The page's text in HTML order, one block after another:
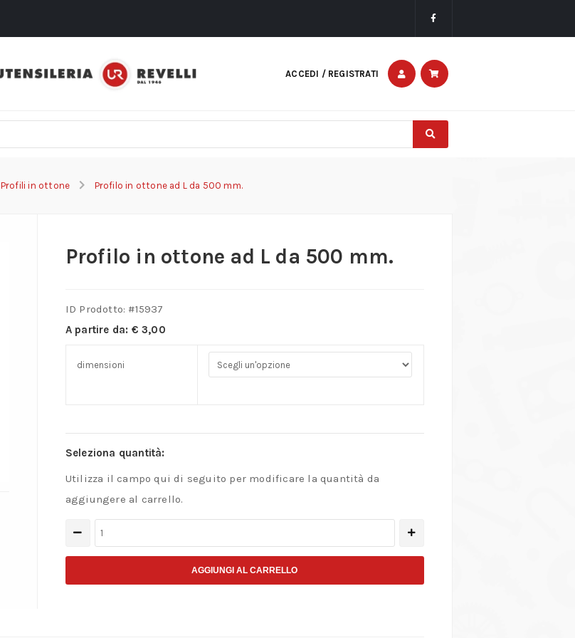
ACCEDI / REGISTRATI
Profili in ottone Profilo in ottone ad L da 500 mm.
Profilo in ottone ad L da 500 mm.
ID Prodotto: #15937
A partire da: € 3,00
dimensioni
Seleziona quantità:
Utilizza il campo qui di seguito per modificare la quantità da
aggiungere al carrello.
Profilo
AGGIUNGI AL CARRELLO